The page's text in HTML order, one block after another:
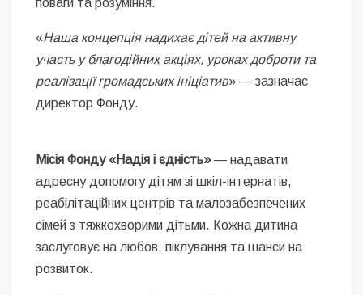
поваги та розуміння.
«Наша концепція надихає дітей на активну
участь у благодійних акціях, уроках доброти та
реалізації громадських ініціатив» — зазначає
директор Фонду.
Місія Фонду «Надія і єдність» — надавати
адресну допомогу дітям зі шкіл-інтернатів,
реабілітаційних центрів та малозабезпечених
сімей з тяжкохворими дітьми. Кожна дитина
заслуговує на любов, піклування та шанси на
розвиток.